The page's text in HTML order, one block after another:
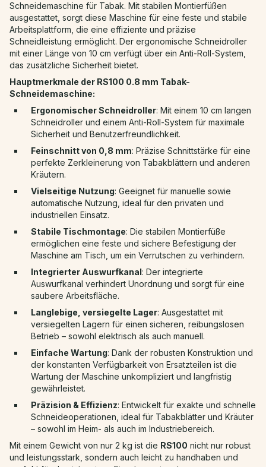
Schneidemaschine für Tabak. Mit stabilen Montierfüßen
ausgestattet, sorgt diese Maschine für eine feste und stabile
Arbeitsplattform, die eine effiziente und präzise
Schneidleistung ermöglicht. Der ergonomische Schneidroller
mit einer Länge von 10 cm verfügt über ein Anti-Roll-System,
das zusätzliche Sicherheit bietet.
Hauptmerkmale der RS100 0.8 mm Tabak-
Schneidemaschine:
Ergonomischer Schneidroller: Mit einem 10 cm langen
Schneidroller und einem Anti-Roll-System für maximale
Sicherheit und Benutzerfreundlichkeit.
Feinschnitt von 0,8 mm: Präzise Schnittstärke für eine
perfekte Zerkleinerung von Tabakblättern und anderen
Kräutern.
Vielseitige Nutzung: Geeignet für manuelle sowie
automatische Nutzung, ideal für den privaten und
industriellen Einsatz.
Stabile Tischmontage: Die stabilen Montierfüße
ermöglichen eine feste und sichere Befestigung der
Maschine am Tisch, um ein Verrutschen zu verhindern.
Integrierter Auswurfkanal : Der integrierte
Auswurfkanal verhindert Unordnung und sorgt für eine
saubere Arbeitsfläche.
Langlebige, versiegelte Lager: Ausgestattet mit
versiegelten Lagern für einen sicheren, reibungslosen
Betrieb – sowohl elektrisch als auch manuell.
Einfache Wartung: Dank der robusten Konstruktion und
der konstanten Verfügbarkeit von Ersatzteilen ist die
Wartung der Maschine unkompliziert und langfristig
gewährleistet.
Präzision & Effizienz: Entwickelt für exakte und schnelle
Schneideoperationen, ideal für Tabakblätter und Kräuter
– sowohl im Heim- als auch im Industriebereich.
Mit einem Gewicht von nur 2 kg ist die RS100 nicht nur robust
und leistungsstark, sondern auch leicht zu handhaben und